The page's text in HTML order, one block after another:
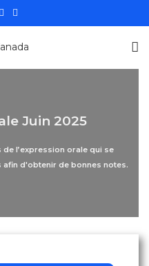
Juin 2025
l’expression orale qui se
d'obtenir de bonnes notes.